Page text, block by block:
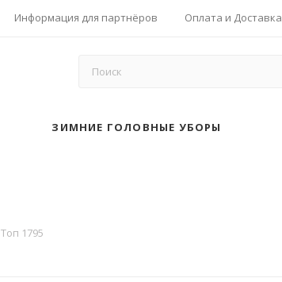
Информация для партнёров Оплата и Доставка
ЗИМНИЕ ГОЛОВНЫЕ УБОРЫ
Топ 1795